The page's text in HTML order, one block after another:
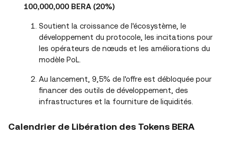
100,000,000 BERA (20%)
Soutient la croissance de l'écosystème, le
développement du protocole, les incitations pour
les opérateurs de nœuds et les améliorations du
modèle PoL.
Au lancement, 9,5% de l'offre est débloquée pour
financer des outils de développement, des
infrastructures et la fourniture de liquidités.
Calendrier de Libération des Tokens BERA